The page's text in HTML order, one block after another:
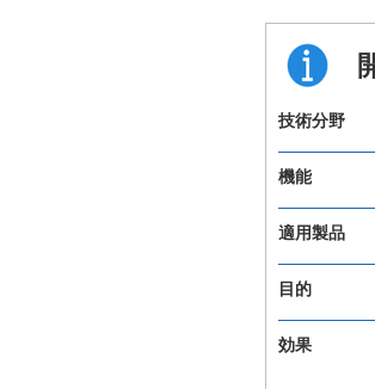
技術分野
機能
適用製品
目的
効果